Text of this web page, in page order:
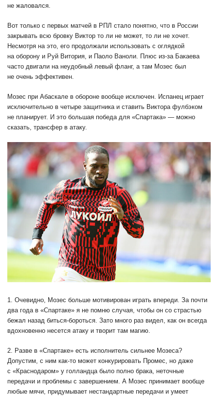
не жаловался.
Вот только с первых матчей в РПЛ стало понятно, что в России
закрывать всю бровку Виктор то ли не может, то ли не хочет.
Несмотря на это, его продолжали использовать с оглядкой
на оборону и Руй Витория, и Паоло Ваноли. Плюс из-за Бакаева
часто двигали на неудобный левый фланг, а там Мозес был
не очень эффективен.
Мозес при Абаскале в обороне вообще исключен. Испанец играет
исключительно в четыре защитника и ставить Виктора фулбэком
не планирует. И это большая победа для «Спартака» — можно
сказать, трансфер в атаку.
1. Очевидно, Мозес больше мотивирован играть впереди. За почти
два года в «Спартаке» я не помню случая, чтобы он со страстью
бежал назад биться-бороться. Зато много раз видел, как он всегда
вдохновенно несется атаку и творит там магию.
2. Разве в «Спартаке» есть исполнитель сильнее Мозеса?
Допустим, с ним как-то может конкурировать Промес, но даже
с «Краснодаром» у голландца было полно брака, неточные
передачи и проблемы с завершением. А Мозес принимает вообще
любые мячи, придумывает нестандартные передачи и умеет